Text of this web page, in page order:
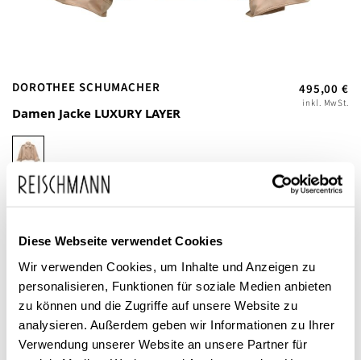
Diese Webseite verwendet Cookies
Wir verwenden Cookies, um Inhalte und Anzeigen zu
personalisieren, Funktionen für soziale Medien anbieten
zu können und die Zugriffe auf unsere Website zu
analysieren. Außerdem geben wir Informationen zu Ihrer
Verwendung unserer Website an unsere Partner für
Zum
Anfang
der
Bildgalerie
springen
DOROTHEE SCHUMACHER
Damen Jacke LUXURY LAYER
495,00 €
inkl. MwSt.
Dieses Produkt ist exklusiv in unseren Filialen erhältlich. Prüfen Sie
mit einem Klick auf „Vor Ort verfügbar?", wo Ihre Größe vorrätig ist.
Vor Ort verfügbar?